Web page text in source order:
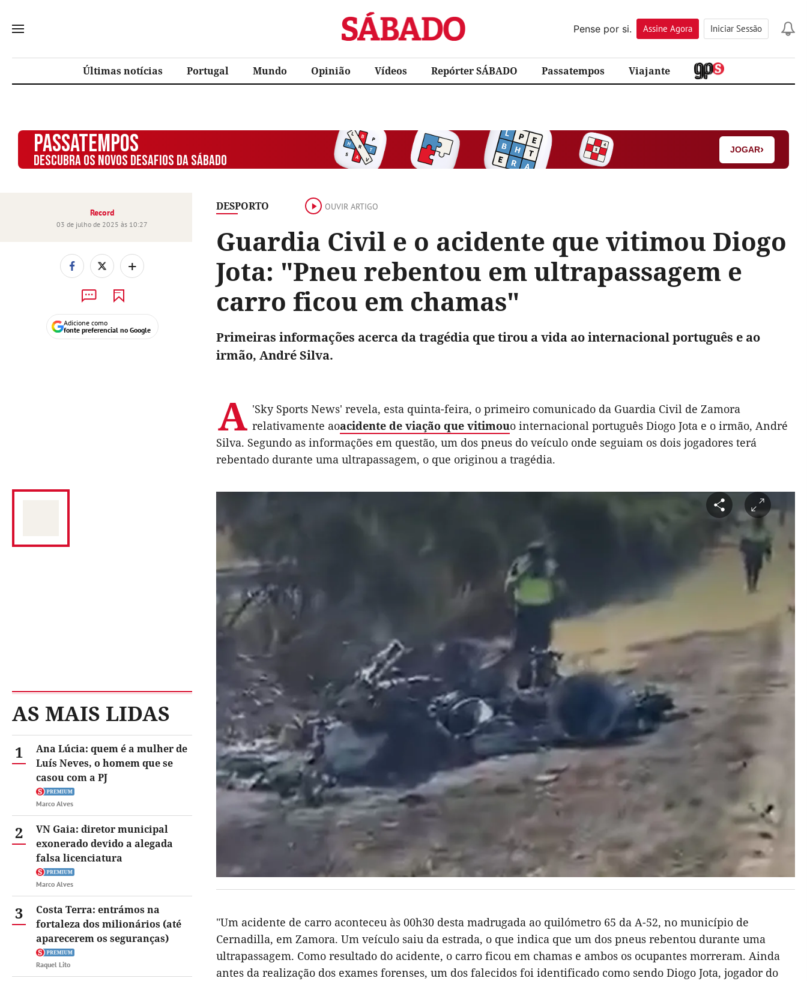
Sábado
Pense por si.
Assine Agora Iniciar Sessão
Últimas notícias Portugal Mundo Opinião Vídeos Repórter SÁBADO Passatempos Viajante
PASSATEMPOS
DESCUBRA OS NOVOS DESAFIOS DA SÁBADO
JOGAR›
DESPORTO OUVIR ARTIGO
Guardia Civil e o acidente que vitimou Diogo
Jota: "Pneu rebentou em ultrapassagem e
carro ficou em chamas"
Record
03 de julho de 2025 às 10:27
+
Adicione como
fonte preferencial no Google
AS MAIS LIDAS
1
Ana Lúcia: quem é a mulher de
Luís Neves, o homem que se
casou com a PJ
Marco Alves
2
VN Gaia: diretor municipal
exonerado devido a alegada
falsa licenciatura
Marco Alves
3
Costa Terra: entrámos na
fortaleza dos milionários (até
aparecerem os seguranças)
Raquel Lito
Primeiras informações acerca da tragédia que tirou a vida ao internacional português e ao
irmão, André Silva.
A 'Sky Sports News' revela, esta quinta-feira, o primeiro comunicado da Guardia Civil de Zamora
relativamente aoacidente de viação que vitimouo internacional português Diogo Jota e o irmão, André
Silva. Segundo as informações em questão, um dos pneus do veículo onde seguiam os dois jogadores terá
rebentado durante uma ultrapassagem, o que originou a tragédia.
"Um acidente de carro aconteceu às 00h30 desta madrugada ao quilómetro 65 da A-52, no município de
Cernadilla, em Zamora. Um veículo saiu da estrada, o que indica que um dos pneus rebentou durante uma
ultrapassagem. Como resultado do acidente, o carro ficou em chamas e ambos os ocupantes morreram. Ainda
antes da realização dos exames forenses, um dos falecidos foi identificado como sendo Diogo Jota, jogador do